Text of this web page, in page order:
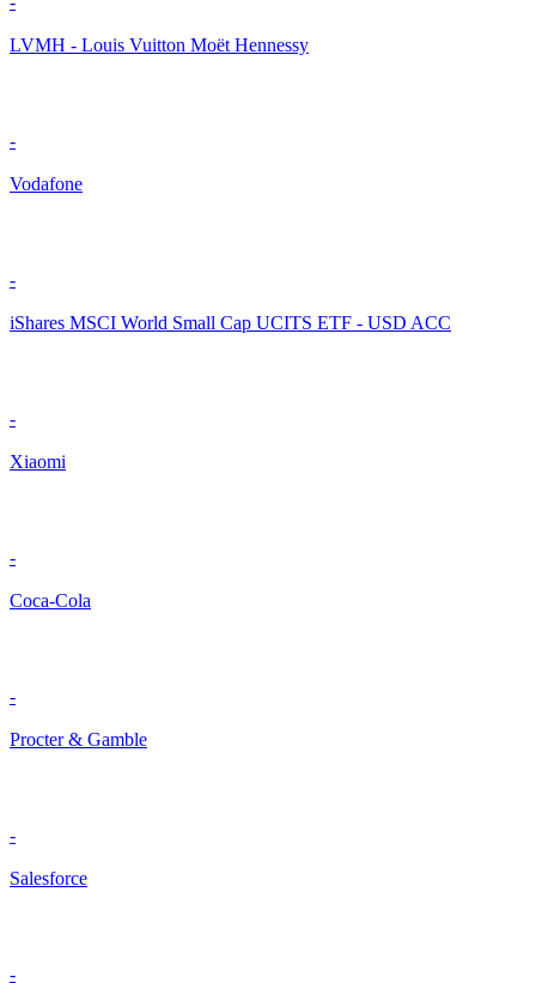
LVMH - Louis Vuitton Moët Hennessy
-
Vodafone
-
iShares MSCI World Small Cap UCITS ETF - USD ACC
-
Xiaomi
-
Coca-Cola
-
Procter & Gamble
-
Salesforce
-